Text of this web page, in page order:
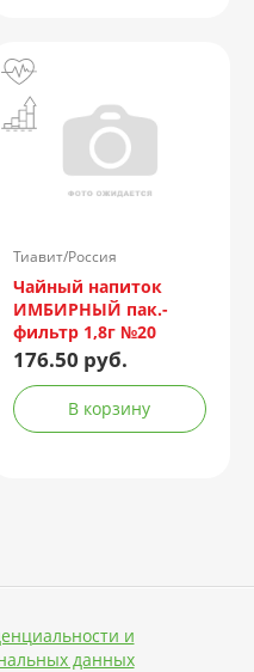
Тиавит/Россия
Чайный напиток
ИМБИРНЫЙ пак.-
фильтр 1,8г №20
176.50 руб.
В корзину
и
данных